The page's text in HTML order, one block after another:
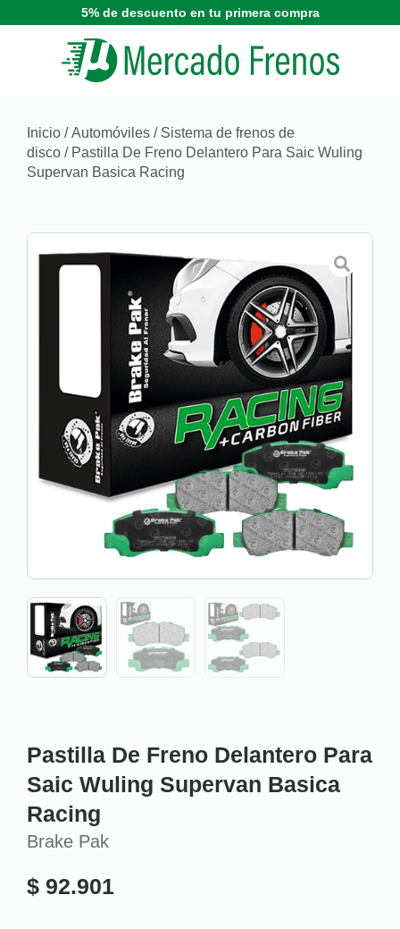
5% de descuento en tu primera compra
Inicio /Automóviles / Sistema de frenos de
disco / Pastilla De Freno Delantero Para Saic Wuling
Supervan Basica Racing
Pastilla De Freno Delantero Para
Saic Wuling Supervan Basica
Racing
Brake Pak
$ 92.901